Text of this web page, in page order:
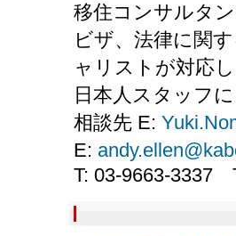
移住コンサルタ
ビザ、法律に関
ャリストが対応
日本人スタッフ
相談先 E:
E:
T: 03-9663-3337